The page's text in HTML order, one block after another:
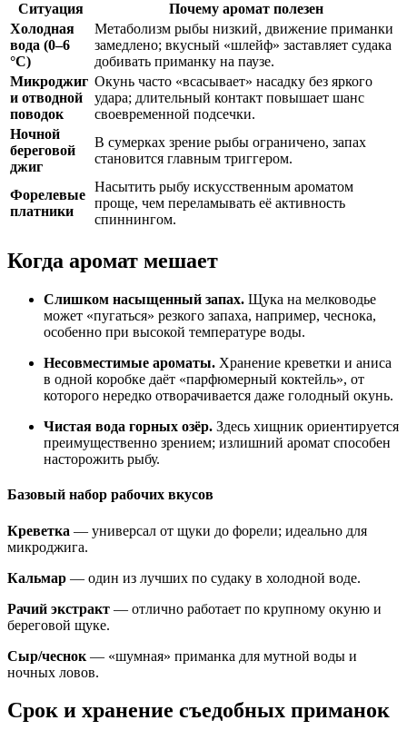
Ситуация
Почему аромат полезен
Холодная
вода (0–6
°C)
Метаболизм рыбы низкий, движение приманки
замедлено; вкусный «шлейф» заставляет судака
добивать приманку на паузе.
Микроджиг
и отводной
поводок
Окунь часто «всасывает» насадку без яркого
удара; длительный контакт повышает шанс
своевременной подсечки.
Ночной
береговой
джиг
В сумерках зрение рыбы ограничено, запах
становится главным триггером.
Форелевые
платники
Насытить рыбу искусственным ароматом
проще, чем переламывать её активность
спиннингом.
Когда аромат мешает
Слишком насыщенный запах. Щука на мелководье
может «пуга­ться» резкого запаха, например, чеснока,
особенно при высокой температуре воды.
Несовместимые ароматы. Хранение креветки и аниса
в одной коробке даёт «парфюмерный коктейль», от
которого нередко отворачивается даже голодный окунь.
Чистая вода горных озёр. Здесь хищник ориентируется
преимущественно зрением; излишний аромат способен
насторожить рыбу.
Базовый набор рабочих вкусов
Креветка — универсал от щуки до форели; идеально для
микроджига.
Кальмар — один из лучших по судаку в холодной воде.
Рачий экстракт — отлично работает по крупному окуню и
береговой щуке.
Сыр/чеснок — «шумная» приманка для мутной воды и
ночных ловов.
Срок и хранение съедобных приманок